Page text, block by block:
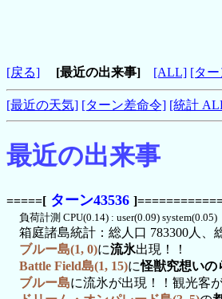
[戻る] [最近の出来事] [ALL] [ター
[最近の天気] [ターン差命令] [統計
最近の出来事
=====[ ターン43536
負荷計測 CPU(0.14) : user(0.09) system(0.05)
箱庭諸島統計：総人口 783300人、
ブルー島(1, 0)に流氷出現！！
Battle Field島(1, 15)に怪獣究想いの
ブルー島に流氷が出現！！観光客